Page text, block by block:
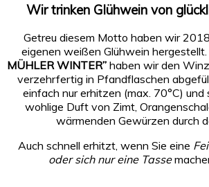
Wir trinken Glühwein von
Getreu diesem Motto haben wir
eigenen weißen Glühwein hergestellt.
MÜHLER WINTER”haben wir den
verzehrfertig in Pfandflaschen
einfach nur erhitzen (max. 70°C) und
wohlige Duft von Zimt,
wärmenden Gewürzen durch
Auch schnell erhitzt, wenn Sie eine
oder sich nur eine Tasse